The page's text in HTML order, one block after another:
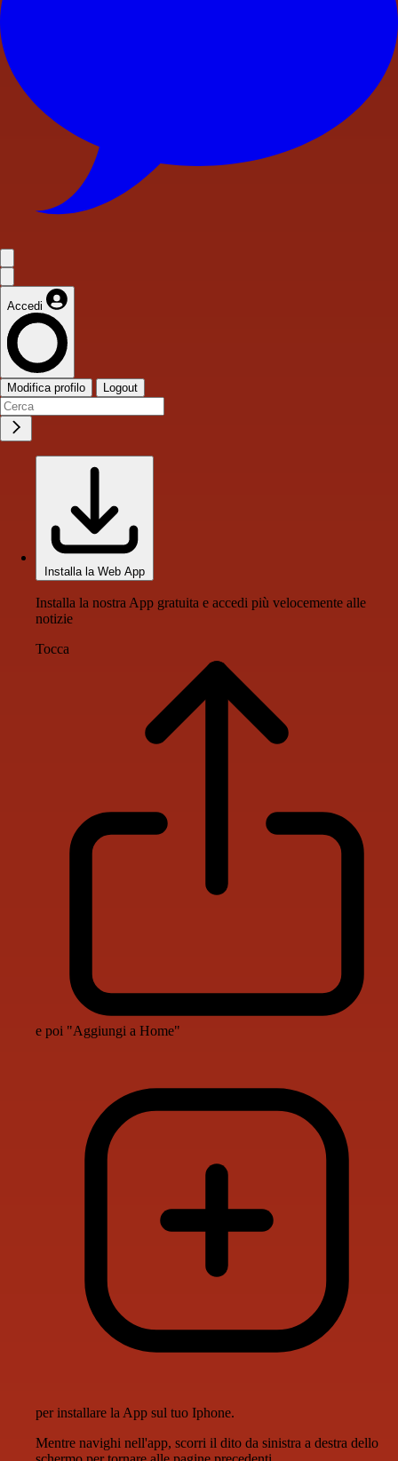
Accedi
Modifica profilo Logout
Installa la Web App
Installa la nostra App gratuita e accedi più velocemente alle
notizie
Tocca
e poi "Aggiungi a Home"
per installare la App sul tuo Iphone.
Mentre navighi nell'app, scorri il dito da sinistra a destra dello